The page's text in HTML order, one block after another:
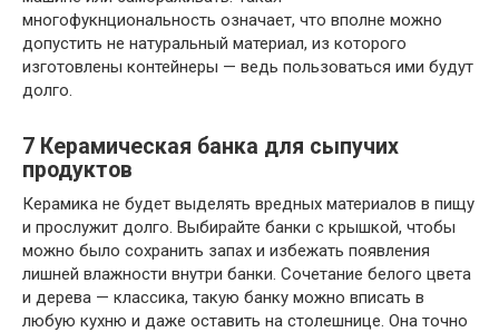
многофукнциональность означает, что вполне можно
допустить не натуральный материал, из которого
изготовлены контейнеры — ведь пользоваться ими будут
долго.
7 Керамическая банка для сыпучих
продуктов
Керамика не будет выделять вредных материалов в пищу
и прослужит долго. Выбирайте банки с крышкой, чтобы
можно было сохранить запах и избежать появления
лишней влажности внутри банки. Сочетание белого цвета
и дерева — классика, такую банку можно вписать в
любую кухню и даже оставить на столешнице. Она точно